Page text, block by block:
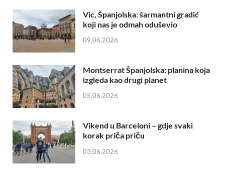
Vic, Španjolska: šarmantni gradić
koji nas je odmah oduševio
09.06.2026
Montserrat Španjolska: planina koja
izgleda kao drugi planet
05.06.2026
Vikend u Barceloni – gdje svaki
korak priča priču
03.06.2026